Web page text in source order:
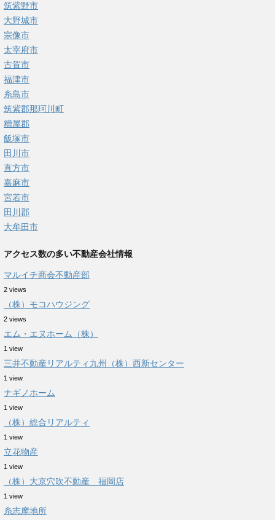
筑紫野市
大野城市
宗像市
太宰府市
古賀市
福津市
糸島市
筑紫郡那珂川町
糟屋郡
飯塚市
田川市
直方市
嘉麻市
宮若市
田川郡
大牟田市
アクセス数の多い不動産会社情報
マルイチ商会不動産部
2 views
（株）モコハウジング
2 views
エム・エヌホーム（株）
1 view
三井不動産リアルティ九州（株）西新センター
1 view
ナギノホーム
1 view
（株）総合リアルティ
1 view
立花物産
1 view
（株）大京穴吹不動産 福岡店
1 view
糸志摩地所